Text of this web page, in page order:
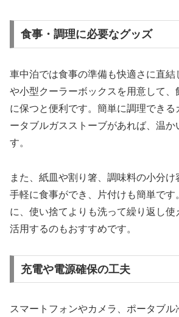
食事・調理に必要なグッズ
車中泊では食事の準備も快適さに直結
や小型クーラーボックスを用意して、
に保つと便利です。簡単に調理できる
ータブルガスストーブがあれば、温か
す。
また、紙皿や割り箸、調味料の小分け
手軽に食事ができ、片付けも簡単です
に、使い捨てよりも洗って繰り返し使
活用するのもおすすめです。
充電や電源確保の工夫
スマートフォンやカメラ、ポータブル